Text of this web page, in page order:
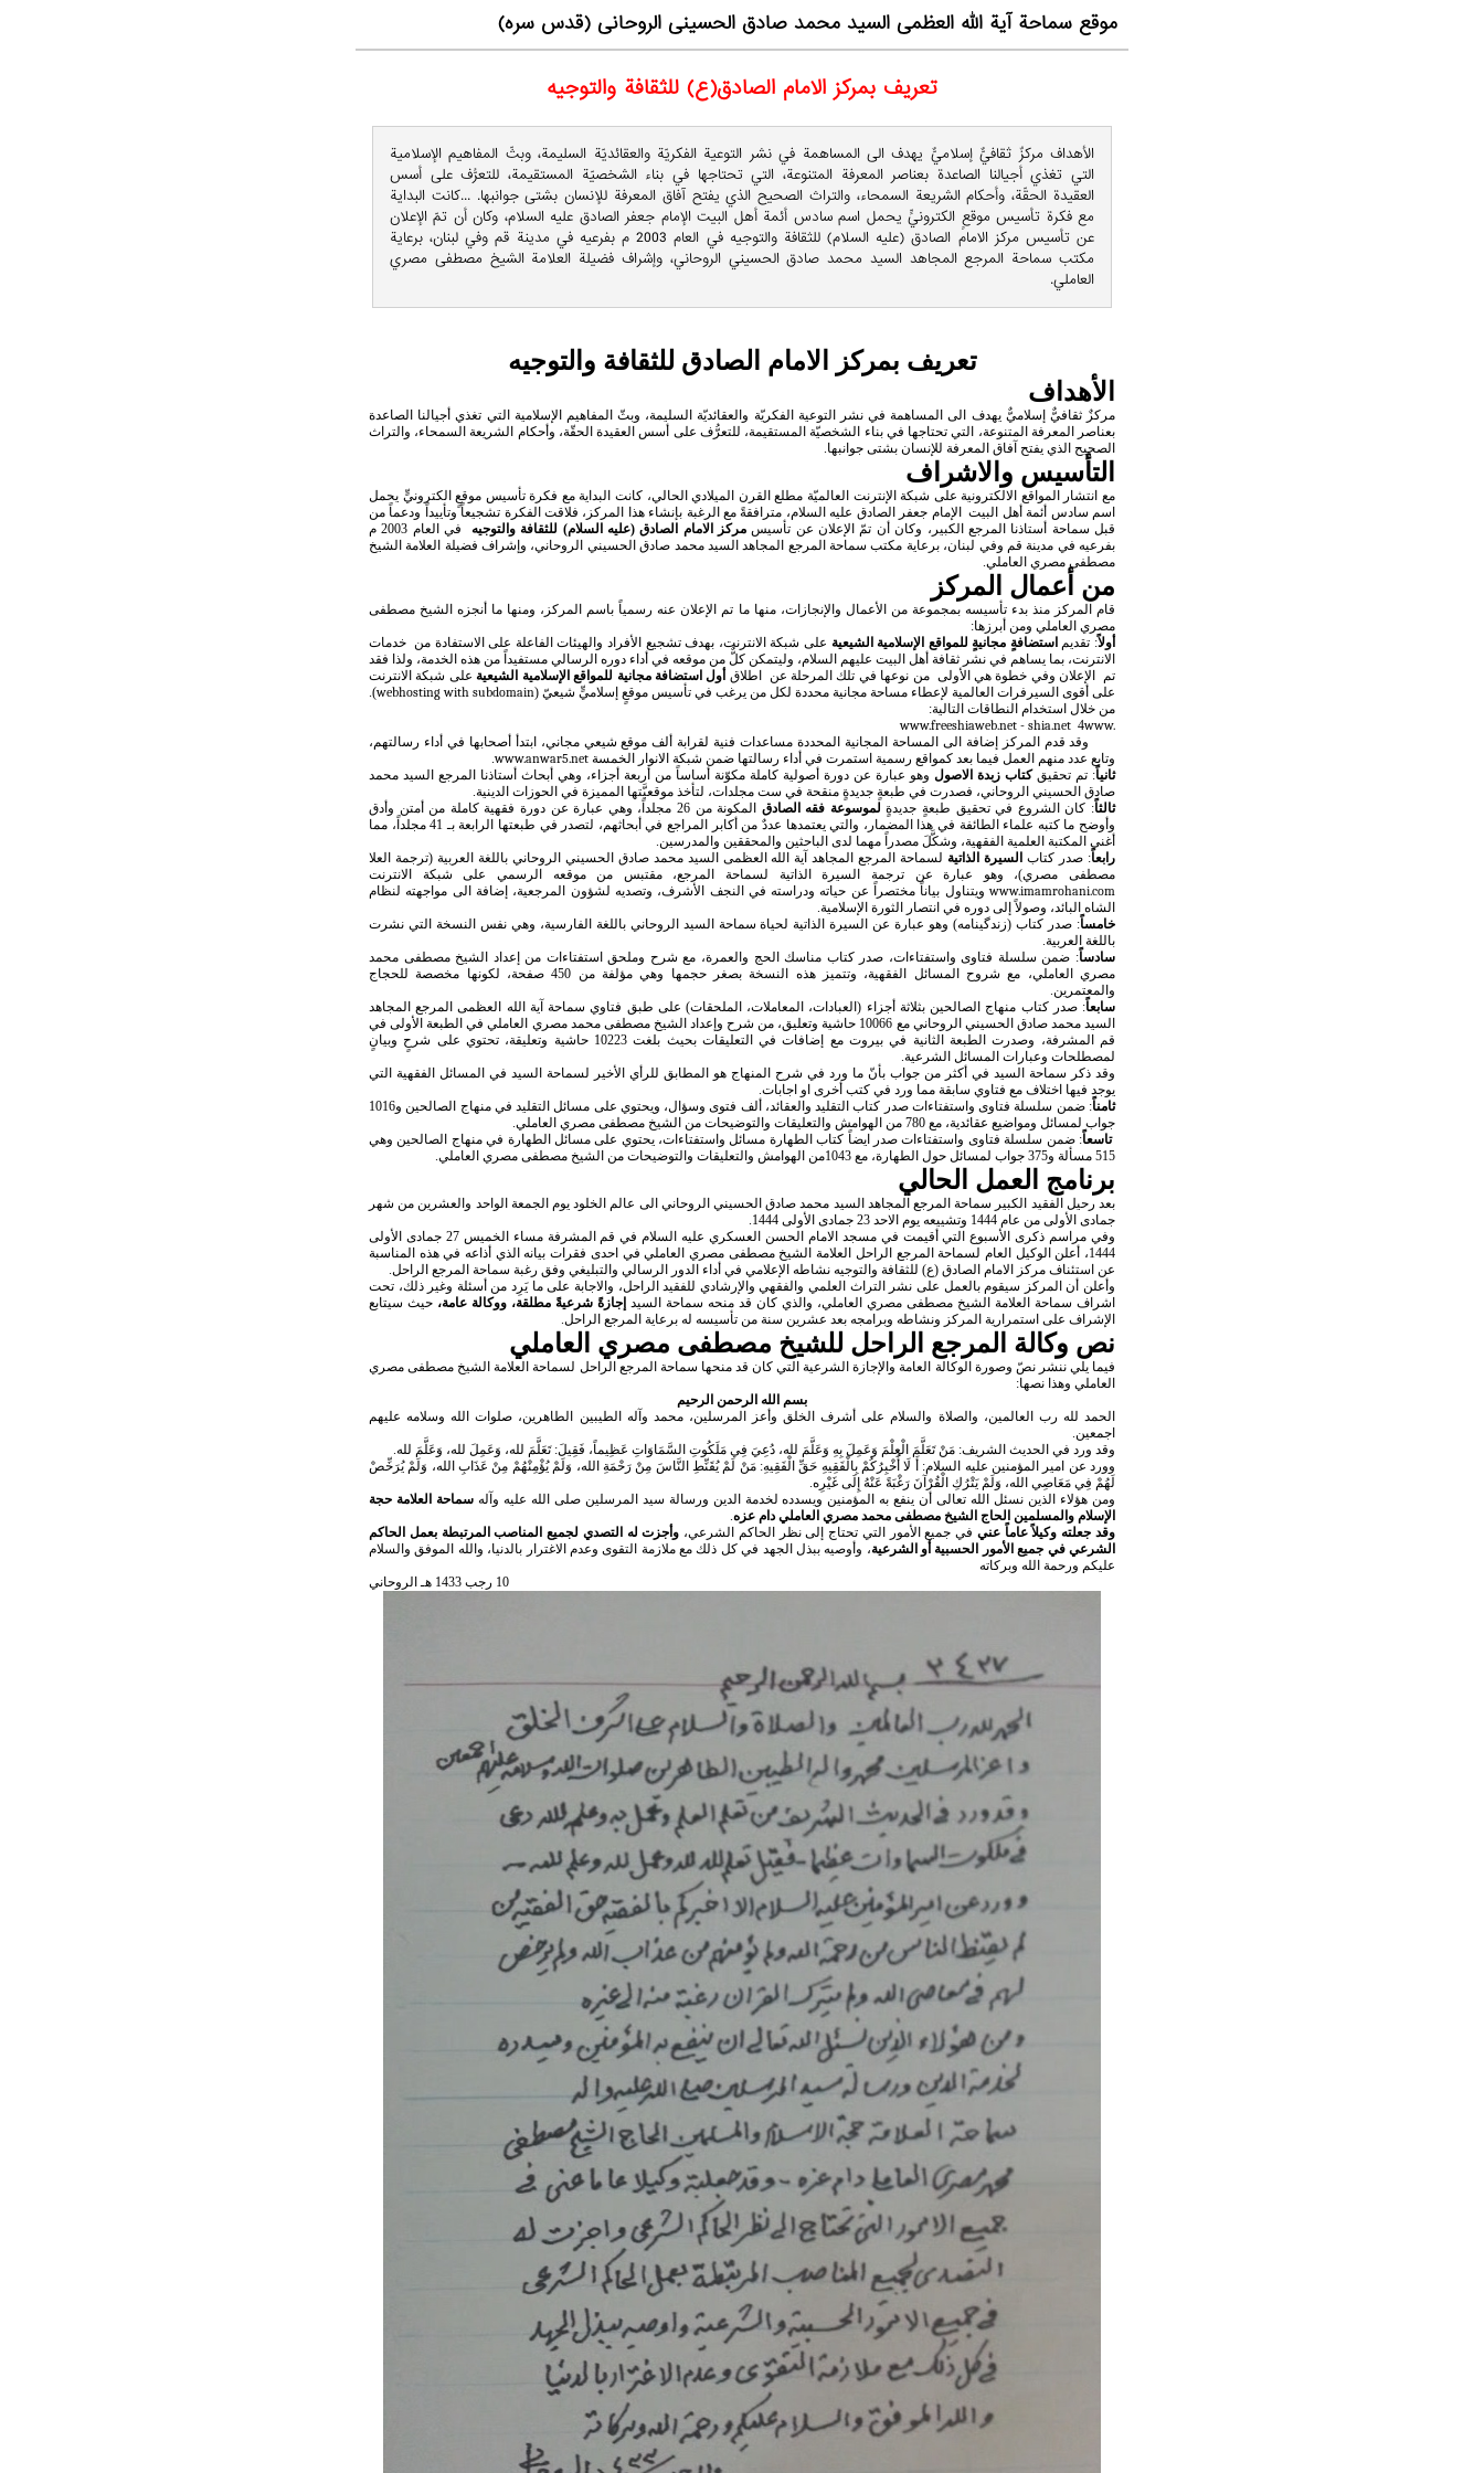
موقع سماحة آیة الله العظمی السید محمد صادق الحسینی الروحانی (قدس سره)
تعريف بمركز الامام الصادق(ع) للثقافة والتوجيه
الأهداف مركزٌ ثقافيٌّ إسلاميٌّ يهدف الى المساهمة في نشر التوعية الفكريّة والعقائديّة السليمة، وبثّ المفاهيم الإسلامية
التي تغذي أجيالنا الصاعدة بعناصر المعرفة المتنوعة، التي تحتاجها في بناء الشخصيّة المستقيمة، للتعرُّف على أسس
العقيدة الحقّة، وأحكام الشريعة السمحاء، والتراث الصحيح الذي يفتح آفاق المعرفة للإنسان بشتى جوانبها. ...كانت البداية
مع فكرة تأسيس موقعٍ الكترونيٍّ يحمل اسم سادس أئمة أهل البيت الإمام جعفر الصادق عليه السلام، وكان أن تمّ الإعلان
عن تأسيس مركز الامام الصادق (عليه السلام) للثقافة والتوجيه في العام 2003 م بفرعيه في مدينة قم وفي لبنان، برعاية
مكتب سماحة المرجع المجاهد السيد محمد صادق الحسيني الروحاني، وإشراف فضيلة العلامة الشيخ مصطفى مصري
العاملي.
تعريف بمركز الامام الصادق للثقافة والتوجيه
الأهداف
مركزٌ ثقافيٌّ إسلاميٌّ يهدف الى المساهمة في نشر التوعية الفكريّة والعقائديّة السليمة، وبثّ المفاهيم الإسلامية التي تغذي أجيالنا الصاعدة
بعناصر المعرفة المتنوعة، التي تحتاجها في بناء الشخصيّة المستقيمة، للتعرُّف على أسس العقيدة الحقّة، وأحكام الشريعة السمحاء، والتراث
الصحيح الذي يفتح آفاق المعرفة للإنسان بشتى جوانبها.
التأسيس والاشراف
مع انتشار المواقع الالكترونية على شبكة الإنترنت العالميّة مطلع القرن الميلادي الحالي، كانت البداية مع فكرة تأسيس موقعٍ الكترونيٍّ يحمل
اسم سادس أئمة أهل البيت
الإمام جعفر الصادق عليه السلام، مترافقةً مع الرغبة بإنشاء هذا المركز، فلاقت الفكرة تشجيعاً وتأييداً ودعماً من
قبل سماحة أستاذنا المرجع الكبير، وكان أن تمّ الإعلان عن تأسيس مركز الامام الصادق (عليه السلام) للثقافة والتوجيه
في العام 2003 م
بفرعيه في مدينة قم وفي لبنان، برعاية مكتب سماحة المرجع المجاهد السيد محمد صادق الحسيني الروحاني، وإشراف فضيلة العلامة الشيخ
مصطفى مصري العاملي.
من أعمال المركز
قام المركز منذ بدء تأسيسه بمجموعة من الأعمال والإنجازات، منها ما تم الإعلان عنه رسمياً باسم المركز، ومنها ما أنجزه الشيخ مصطفى
مصري العاملي ومن أبرزها:
أولاً: تقديم استضافةٍ مجانيةٍ للمواقع الإسلامية الشيعية على شبكة الانترنت، بهدف تشجيع الأفراد والهيئات الفاعلة على الاستفادة من خدمات
الانترنت، بما يساهم في نشر ثقافة أهل البيت عليهم السلام، وليتمكن كلٌّ من موقعه في أداء دوره الرسالي مستفيداً من هذه الخدمة، ولذا فقد
تم
الإعلان وفي خطوة هي الأولى من نوعها في تلك المرحلة عن اطلاق أول استضافة مجانية للمواقع الإسلامية الشيعية على شبكة الانترنت
على أقوى السيرفرات العالمية لإعطاء مساحة مجانية محددة لكل من يرغب في تأسيس موقعٍ إسلاميٍّ شيعيّ (
webhosting with subdomain
).
من خلال استخدام النطاقات التالية:
www.
4
shia.net
-
www.freeshiaweb.net
وقد قدم المركز إضافة الى المساحة المجانية المحددة مساعدات فنية لقرابة ألف موقع شيعي مجاني، ابتدأ أصحابها في أداء رسالتهم،
وتابع عدد منهم العمل فيما بعد كمواقع رسمية استمرت في أداء رسالتها ضمن شبكة الانوار الخمسة www.anwar5.net
.
ثانياً: تم تحقيقكتاب زبدة الاصول وهو عبارة عن دورة أصولية كاملة مكوّنة أساساً من أربعة أجزاء، وهي أبحاث أستاذنا المرجع السيد محمد
صادق الحسيني الروحاني، فصدرت في طبعةٍ جديدةٍ منقحة في ست مجلدات، لتأخذ موقعيَّتها المميزة في الحوزات الدينية.
ثالثاً: كان الشروع في تحقيق طبعةٍ جديدةٍ لموسوعة فقه الصادق
المكونة من 26 مجلداً، وهي عبارة عن دورة فقهية كاملة من أمتن وأدق
وأوضح ما كتبه علماء الطائفة في هذا المضمار، والتي يعتمدها عددٌ من أكابر المراجع في أبحاثهم، لتصدر في طبعتها الرابعة بـ 41 مجلداً، مما
أغنى المكتبة العلمية الفقهية، وشكَّلَ مصدراً مهما لدى الباحثين والمحققين والمدرسين.
رابعاً: صدر كتاب السيرة الذاتية لسماحة المرجع المجاهد آية الله العظمى السيد محمد صادق الحسيني الروحاني باللغة العربية (ترجمة العلا
مصطفى مصري)، وهو عبارة عن ترجمة السيرة الذاتية لسماحة المرجع، مقتبس من موقعه الرسمي على شبكة الانترنت
www.imamrohani.comويتناول بياناً مختصراً عن حياته ودراسته في النجف الأشرف، وتصديه لشؤون المرجعية، إضافة الى مواجهته لنظام
الشاه البائد، وصولاً إلى دوره في انتصار الثورة الإسلامية.
خامساً: صدر كتاب (زندگينامه) وهو عبارة عن السيرة الذاتية لحياة سماحة السيد الروحاني باللغة الفارسية، وهي نفس النسخة التي نشرت
باللغة العربية.
سادساً: ضمن سلسلة فتاوى واستفتاءات، صدر كتاب مناسك الحج والعمرة، مع شرح وملحق استفتاءات من إعداد الشيخ مصطفى محمد
مصري العاملي، مع شروح المسائل الفقهية، وتتميز هذه النسخة بصغر حجمها وهي مؤلفة من 450 صفحة، لكونها مخصصة للحجاج
والمعتمرين.
سابعاً: صدر كتاب منهاج الصالحين بثلاثة أجزاء (العبادات، المعاملات، الملحقات) على طبق فتاوي سماحة آية الله العظمى المرجع المجاهد
السيد محمد صادق الحسيني الروحاني مع 10066 حاشية وتعليق، من شرح وإعداد الشيخ مصطفى محمد مصري العاملي في الطبعة الأولى في
قم المشرفة، وصدرت الطبعة الثانية في بيروت مع إضافات في التعليقات بحيث بلغت 10223 حاشية وتعليقة، تحتوي على شرحٍ وبيانٍ
لمصطلحات وعبارات المسائل الشرعية.
وقد ذكر سماحة السيد في أكثر من جواب بأنّ ما ورد في شرح المنهاج هو المطابق للرأي الأخير لسماحة السيد في المسائل الفقهية التي
يوجد فيها اختلاف مع فتاوي سابقة مما ورد في كتب أخرى او اجابات.
ثامناً
: ضمن سلسلة فتاوى واستفتاءات صدر كتاب التقليد والعقائد، ألف فتوى وسؤال، ويحتوي على مسائل التقليد في منهاج الصالحين و1016
جواب لمسائل ومواضيع عقائدية، مع 780 من الهوامش والتعليقات والتوضيحات من الشيخ مصطفى مصري العاملي.
تاسعاً: ضمن سلسلة فتاوى واستفتاءات صدر ايضاً كتاب الطهارة مسائل واستفتاءات، يحتوي على مسائل الطهارة في منهاج الصالحين وهي
515 مسألة و375 جواب لمسائل حول الطهارة، مع 1043من الهوامش والتعليقات والتوضيحات من الشيخ مصطفى مصري العاملي.
برنامج العمل الحالي
بعد رحيل الفقيد الكبير سماحة المرجع المجاهد السيد محمد صادق الحسيني الروحاني الى عالم الخلود يوم الجمعة الواحد والعشرين من شهر
جمادى الأولى من عام 1444 وتشييعه يوم الاحد 23 جمادى الأولى 1444.
وفي مراسم ذكرى الأسبوع التي أقيمت في مسجد الامام الحسن العسكري عليه السلام في قم المشرفة مساء الخميس 27 جمادى الأولى
1444، أعلن الوكيل العام لسماحة المرجع الراحل العلامة الشيخ مصطفى مصري العاملي في احدى فقرات بيانه الذي أذاعه في هذه المناسبة
عن استئناف مركز الامام الصادق (ع) للثقافة والتوجيه نشاطه الإعلامي في أداء الدور الرسالي والتبليغي وفق رغبة سماحة المرجع الراحل.
وأعلن أن المركز سيقوم بالعمل على نشر التراث العلمي والفقهي والإرشادي للفقيد الراحل، والاجابة على ما يَرِد من أسئلة وغير ذلك، تحت
اشراف سماحة العلامة الشيخ مصطفى مصري العاملي، والذي كان قد منحه سماحة السيد إجازةً شرعيةً مطلقة، ووكالة عامة، حيث سيتابع
الإشراف على استمرارية المركز ونشاطه وبرامجه بعد عشرين سنة من تأسيسه له برعاية المرجع الراحل.
نص وكالة المرجع الراحل للشيخ مصطفى مصري العاملي
فيما يلي ننشر نصّ وصورة الوكالة العامة والإجازة الشرعية التي كان قد منحها سماحة المرجع الراحل لسماحة العلامة الشيخ مصطفى مصري
العاملي وهذا نصها:
بسم الله الرحمن الرحيم
الحمد لله رب العالمين، والصلاة والسلام على أشرف الخلق وأعز المرسلين، محمد وآله الطيبين الطاهرين، صلوات الله وسلامه عليهم
اجمعين.
وقد ورد في الحديث الشريف: مَنْ تَعَلَّمَ الْعِلْمَ وَعَمِلَ بِهِ وَعَلَّمَ لله، دُعِيَ فِي مَلَكُوتِ السَّمَاوَاتِ عَظِيماً، فَقِيلَ: تَعَلَّمَ لله، وَعَمِلَ لله، وَعَلَّمَ لله.‏
وورد عن امير المؤمنين عليه السلام: أَ لَا أُخْبِرُكُمْ بِالْفَقِيهِ حَقِّ الْفَقِيهِ: مَنْ لَمْ يُقَنِّطِ النَّاسَ مِنْ رَحْمَةِ الله، وَلَمْ يُؤْمِنْهُمْ مِنْ عَذَابِ الله، وَلَمْ يُرَخِّصْ
لَهُمْ فِي مَعَاصِي الله، وَلَمْ يَتْرُكِ الْقُرْآنَ رَغْبَةً عَنْهُ إِلَى غَيْرِه‏.
ومن هؤلاء الذين نسئل الله تعالى أن ينفع به المؤمنين ويسدده لخدمة الدين ورسالة سيد المرسلين صلى الله عليه وآله سماحة العلامة حجة
الإسلام والمسلمين الحاج الشيخ مصطفى محمد مصري العاملي دام عزه.
وقد جعلته وكيلاً عاماً عني في جميع الأمور التي تحتاج إلى نظر الحاكم الشرعي، وأجزت له التصدي لجميع المناصب المرتبطة بعمل الحاكم
الشرعي في جميع الأمور الحسبية أو الشرعية، وأوصيه ببذل الجهد في كل ذلك مع ملازمة التقوى وعدم الاغترار بالدنيا، والله الموفق والسلام
عليكم ورحمة الله وبركاته
10 رجب 1433 هـ الروحاني